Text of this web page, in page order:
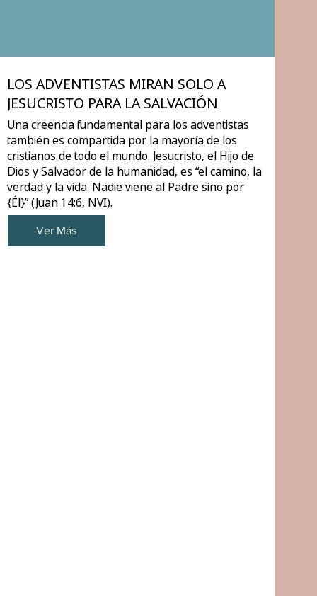
LOS ADVENTISTAS MIRAN SOLO A
JESUCRISTO PARA LA SALVACIÓN
Una creencia fundamental para los adventistas
también es compartida por la mayoría de los
cristianos de todo el mundo. Jesucristo, el Hijo de
Dios y Salvador de la humanidad, es “el camino, la
verdad y la vida. Nadie viene al Padre sino por
{Él}” (Juan 14:6, NVI).
Ver Más